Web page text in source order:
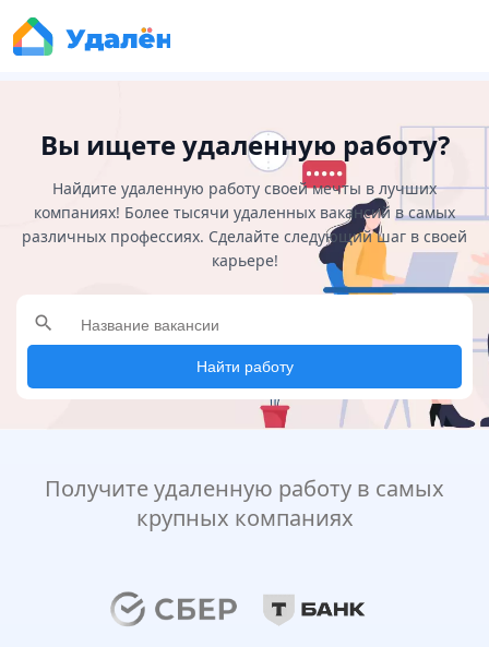
Вы ищете удаленную работу?
Найдите удаленную работу своей мечты в лучших
компаниях! Более тысячи удаленных вакансий в самых
различных профессиях. Сделайте следующий шаг в своей
карьере!
search
Найти работу
Получите удаленную работу в самых
крупных компаниях